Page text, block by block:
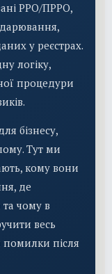
РРО/ПРРО,
у реєстрах.
логіку,
процедури
бізнесу,
Тут ми
кому вони
де
чому в
весь
помилки після